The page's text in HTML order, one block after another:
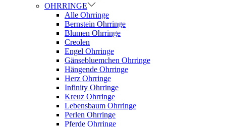
OHRRINGE
Alle Ohrringe
Bernstein Ohrringe
Blumen Ohrringe
Creolen
Engel Ohrringe
Gänsebluemchen Ohrringe
Hängende Ohrringe
Herz Ohrringe
Infinity Ohrringe
Kreuz Ohrringe
Lebensbaum Ohrringe
Perlen Ohrringe
Pferde Ohrringe